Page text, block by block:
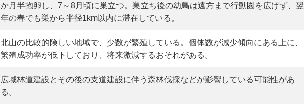
か月半抱卵し、7～8月頃に巣立つ。巣立ち後の幼鳥は遠方まで行動圏を広げず、翌
年の春でも巣から半径1km以内に滞在している。
北山の比較的険しい地域で、少数が繁殖している。個体数が減少傾向にある上に、
繁殖成功率が低下しており、将来激減するおそれがある。
広域林道建設とその後の支道建設に伴う森林伐採などが影響している可能性があ
る。